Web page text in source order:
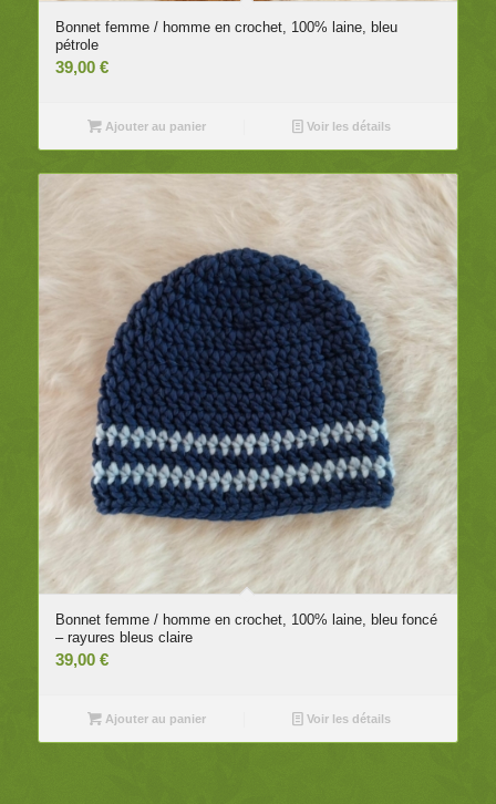
Bonnet femme / homme en crochet, 100% laine, bleu
pétrole
39,00 €
Ajouter au panier Voir les détails
Bonnet femme / homme en crochet, 100% laine, bleu foncé
– rayures bleus claire
39,00 €
Ajouter au panier Voir les détails